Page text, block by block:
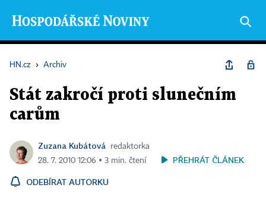
HN.cz › Archiv
Stát zakročí proti slunečním
carům
Zuzana Kubátová
redaktorka
28. 7. 2010 12:06 ▪ 3 min. čtení
PŘEHRÁT ČLÁNEK
ODEBÍRAT AUTORKU